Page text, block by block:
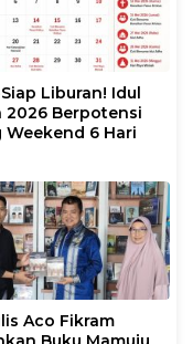
Liburan! Idul
2026 Berpotensi
Weekend 6 Hari
Aco Fikram